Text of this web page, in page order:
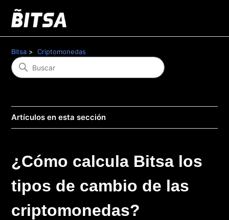
Bitsa Criptomonedas
Artículos en esta sección
¿Cómo calcula Bitsa los
tipos de cambio de las
criptomonedas?